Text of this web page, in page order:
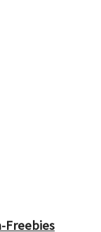
Freebies